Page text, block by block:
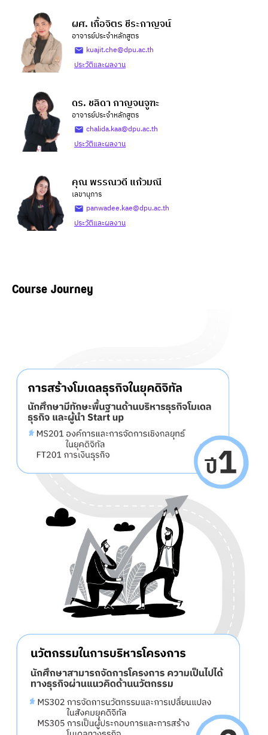
ผศ. เกื้อจิตร ชีระกาญจน์
อาจารย์ประจำหลักสูตร
kuajit.che@dpu.ac.th
ประวัติและผลงาน
ดร. ชลิดา กาญจนจูฑะ
อาจารย์ประจำหลักสูตร
chalida.kaa@dpu.ac.th
ประวัติและผลงาน
คุณ พรรณวดี แก้วมณี
เลขานุการ
panwadee.kae@dpu.ac.th
ประวัติและผลงาน
Course Journey